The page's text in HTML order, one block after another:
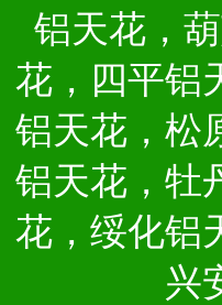
铝天花，
花，四平铝
铝天花，松
铝天花，牡
花，绥化铝
兴